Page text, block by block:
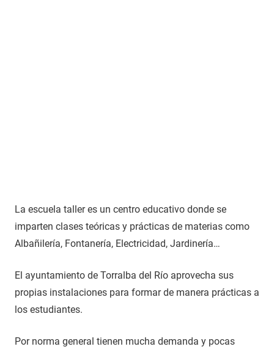
La escuela taller es un centro educativo donde se
imparten clases teóricas y prácticas de materias como
Albañilería, Fontanería, Electricidad, Jardinería…
El ayuntamiento de Torralba del Río aprovecha sus
propias instalaciones para formar de manera prácticas a
los estudiantes.
Por norma general tienen mucha demanda y pocas